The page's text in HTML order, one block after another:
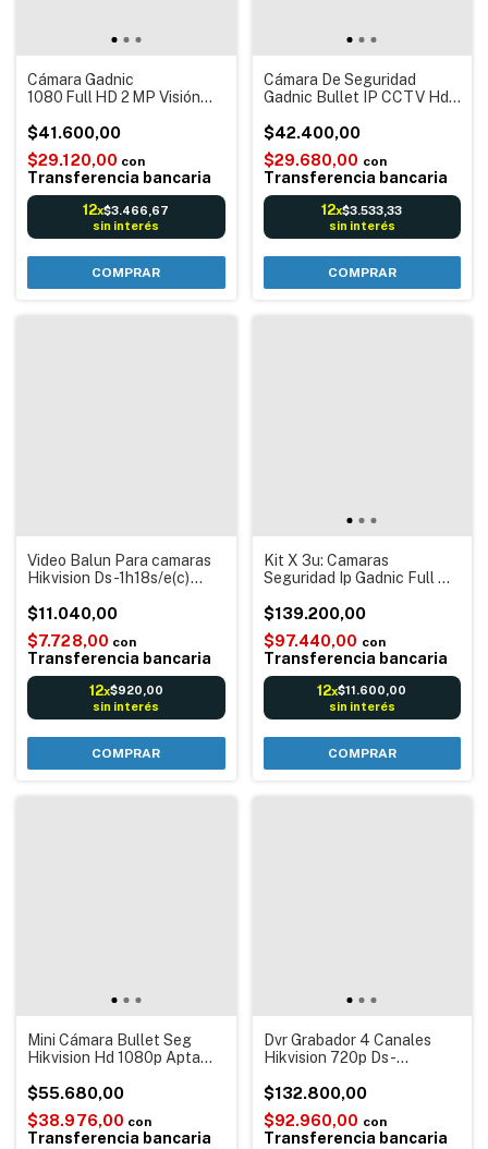
Cámara Gadnic
1080 Full HD 2 MP Visión
$41.600,00
$29.120,00 con
Transferencia bancaria
12x$3.466,67
sin interés
Cámara De Seguridad
Gadnic Bullet IP CCTV Hd
Incluye Cable BNC Video
DVR
$42.400,00
$29.680,00 con
Transferencia bancaria
12x$3.533,33
sin interés
COMPRAR
Video Balun Para camaras
Hikvision Ds-1h18s/e(c)
$11.040,00
$7.728,00 con
Transferencia bancaria
12x$920,00
sin interés
Kit X 3u: Camaras
Seguridad Ip Gadnic Full HD
para Interior
$139.200,00
$97.440,00 con
Transferencia bancaria
12x$11.600,00
sin interés
Mini Cámara Bullet Seg
Hikvision Hd 1080p Apta
Visión Nocturna
$55.680,00
$38.976,00 con
Transferencia bancaria
Dvr Grabador 4 Canales
Hikvision 720p Ds-
Interior y Exterior
Detección de movimiento
Visión Nocturna
$132.800,00
$92.960,00 con
Transferencia bancaria